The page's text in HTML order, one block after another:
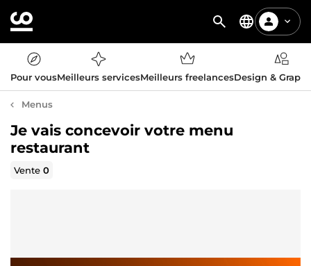
Pour vousMeilleurs servicesMeilleurs freelancesDesign &
Menus
Je vais concevoir votre menu
restaurant
Vente0